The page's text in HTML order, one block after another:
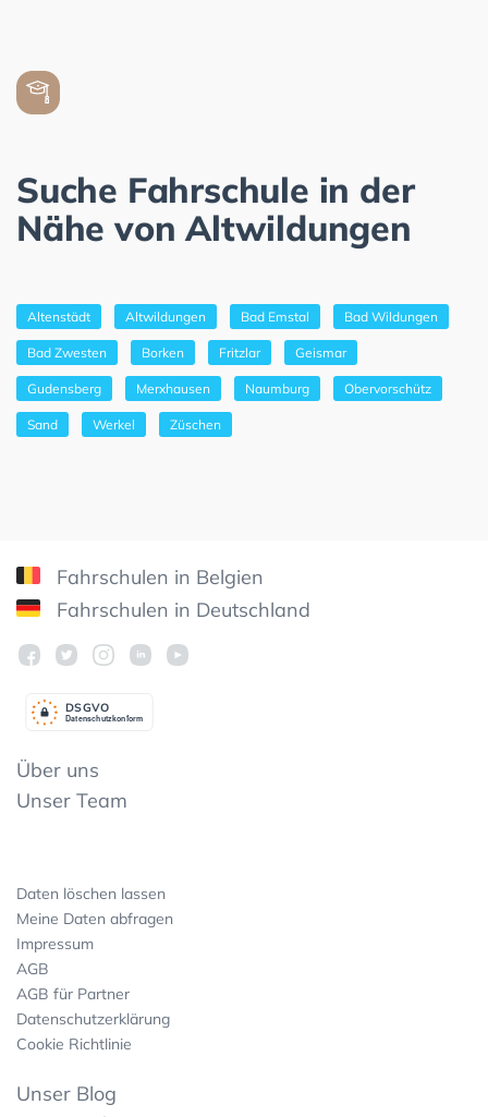
Suche Fahrschule in der
Nähe von Altwildungen
Altenstädt Altwildungen Bad Emstal Bad Wildungen
Bad Zwesten Borken Fritzlar Geismar
Gudensberg Merxhausen Naumburg Obervorschütz
Sand Werkel Züschen
Fahrschulen in Belgien
Fahrschulen in Deutschland
Datenschutzkonform
DSGVO
Über uns
Unser Team
Daten löschen lassen
Meine Daten abfragen
Impressum
AGB
AGB für Partner
Datenschutzerklärung
Cookie Richtlinie
Unser Blog